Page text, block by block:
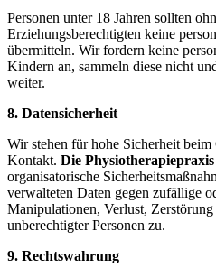
Personen unter 18 Jahren sollten
Erziehungsberechtigten keine
übermitteln. Wir fordern keine
Kindern an, sammeln diese nicht
weiter.
8. Datensicherheit
Wir stehen für hohe Sicherheit
Kontakt. Die
organisatorische
verwalteten Daten gegen zufällige
Manipulationen, Verlust,
unberechtigter Personen zu.
9. Rechtswahrung